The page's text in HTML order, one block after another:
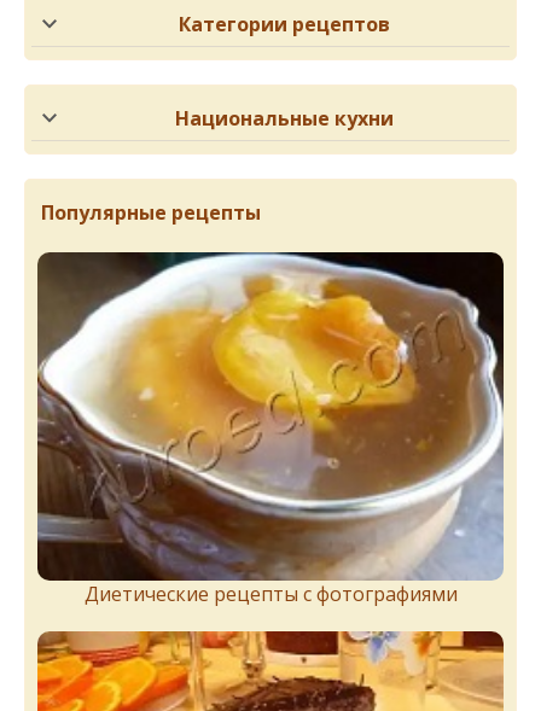
Категории рецептов
Национальные кухни
Популярные рецепты
Диетические рецепты с фотографиями